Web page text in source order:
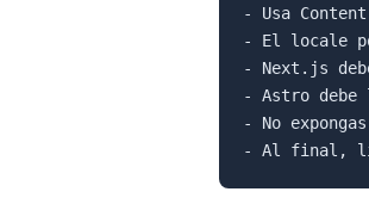
- Usa
- El locale
- Next.js
- Astro
- No